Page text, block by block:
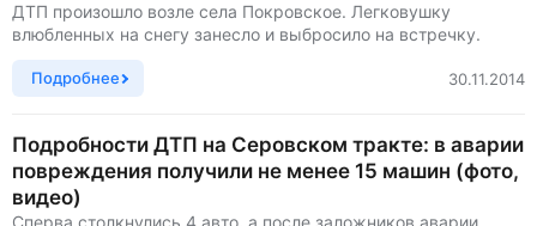
ДТП произошло возле села Покровское. Легковушку
влюбленных на снегу занесло и выбросило на встречку.
Подробнее 30.11.2014
Подробности ДТП на Серовском тракте: в аварии
повреждения получили не менее 15 машин (фото,
видео)
Сперва столкнулись 4 авто, а после заложников аварии